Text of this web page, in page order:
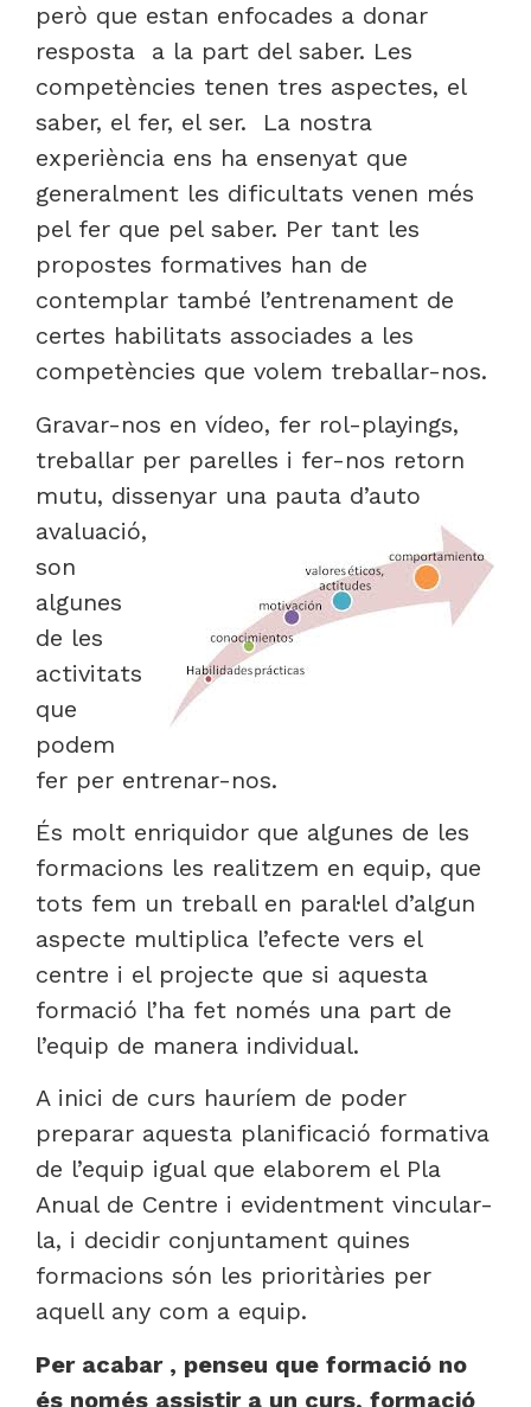
però que estan enfocades a donar
resposta a la part del saber. Les
competències tenen tres aspectes, el
saber, el fer, el ser. La nostra
experiència ens ha ensenyat que
generalment les dificultats venen més
pel fer que pel saber. Per tant les
propostes formatives han de
contemplar també l’entrenament de
certes habilitats associades a les
competències que volem treballar-nos.
Gravar-nos en vídeo, fer rol-playings,
treballar per parelles i fer-nos retorn
mutu, dissenyar una pauta d’auto
avaluació,
son
algunes
de les
activitats
que
podem
fer per entrenar-nos.
És molt enriquidor que algunes de les
formacions les realitzem en equip, que
tots fem un treball en paral·lel d’algun
aspecte multiplica l’efecte vers el
centre i el projecte que si aquesta
formació l’ha fet només una part de
l’equip de manera individual.
A inici de curs hauríem de poder
preparar aquesta planificació formativa
de l’equip igual que elaborem el Pla
Anual de Centre i evidentment vincular-
la, i decidir conjuntament quines
formacions són les prioritàries per
aquell any com a equip.
Per acabar , penseu que formació no
és només assistir a un curs, formació